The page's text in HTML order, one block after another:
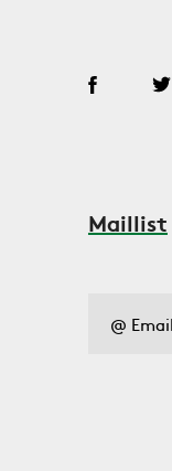
Maillist